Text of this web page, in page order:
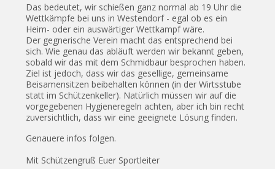
Das bedeutet, wir schießen ganz normal ab 19 Uhr die
Wettkämpfe bei uns in Westendorf - egal ob es ein
Heim- oder ein auswärtiger Wettkampf wäre.
Der gegnerische Verein macht das entsprechend bei
sich. Wie genau das abläuft werden wir bekannt geben,
sobald wir das mit dem Schmidbaur besprochen haben.
Ziel ist jedoch, dass wir das gesellige, gemeinsame
Beisamensitzen beibehalten können (in der Wirtsstube
statt im Schützenkeller). Natürlich müssen wir auf die
vorgegebenen Hygieneregeln achten, aber ich bin recht
zuversichtlich, dass wir eine geeignete Lösung finden.
Genauere infos folgen.
Mit Schützengruß Euer Sportleiter